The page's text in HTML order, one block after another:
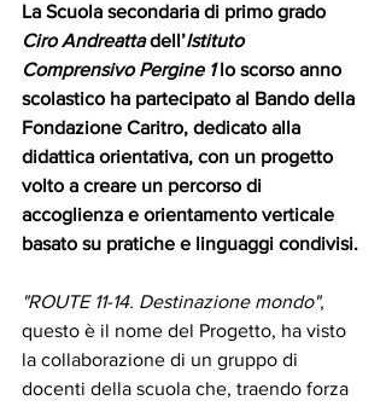
La Scuola secondaria di primo grado
Ciro Andreatta dell’Istituto
Comprensivo Pergine 1 lo scorso anno
scolastico ha partecipato al Bando della
Fondazione Caritro, dedicato alla
didattica orientativa, con un progetto
volto a creare un percorso di
accoglienza e orientamento verticale
basato su pratiche e linguaggi condivisi.
"ROUTE 11-14. Destinazione mondo",
questo è il nome del Progetto, ha visto
la collaborazione di un gruppo di
docenti della scuola che, traendo forza